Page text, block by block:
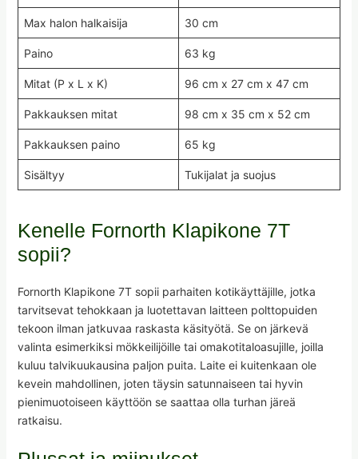
Max halon halkaisija 30 cm
Paino 63 kg
Mitat (P x L x K) 96 cm x 27 cm x 47 cm
Pakkauksen mitat 98 cm x 35 cm x 52 cm
Pakkauksen paino 65 kg
Sisältyy Tukijalat ja suojus
Kenelle Fornorth Klapikone 7T
sopii?
Fornorth Klapikone 7T sopii parhaiten kotikäyttäjille, jotka
tarvitsevat tehokkaan ja luotettavan laitteen polttopuiden
tekoon ilman jatkuvaa raskasta käsityötä. Se on järkevä
valinta esimerkiksi mökkeilijöille tai omakotitaloasujille, joilla
kuluu talvikuukausina paljon puita. Laite ei kuitenkaan ole
kevein mahdollinen, joten täysin satunnaiseen tai hyvin
pienimuotoiseen käyttöön se saattaa olla turhan järeä
ratkaisu.